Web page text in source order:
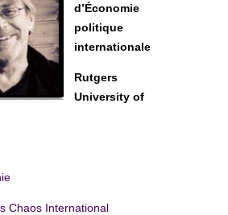
d’Économie
politique
internationale
Rutgers
University of
Chaos International